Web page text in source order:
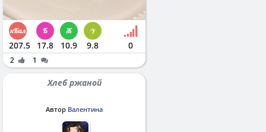
207.5 17.8 10.9 9.8 0
2 1
Хлеб ржаной
Автор Валентина